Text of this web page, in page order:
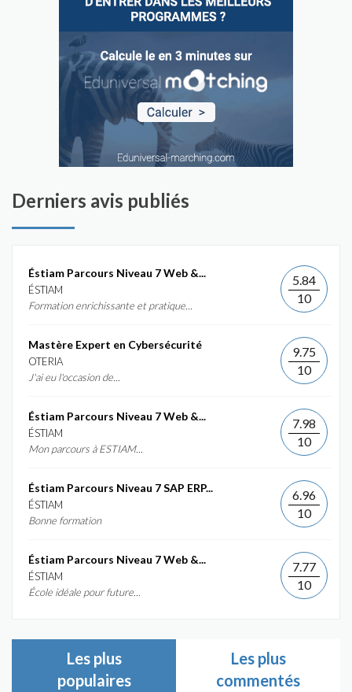
Derniers avis publiés
Éstiam Parcours Niveau 7 Web &...
ÉSTIAM
Formation enrichissante et pratique...
5.84
10
Mastère Expert en Cybersécurité
OTERIA
J'ai eu l'occasion de...
9.75
10
Éstiam Parcours Niveau 7 Web &...
ÉSTIAM
Mon parcours à ESTIAM...
7.98
10
Éstiam Parcours Niveau 7 SAP ERP...
ÉSTIAM
Bonne formation
6.96
10
Éstiam Parcours Niveau 7 Web &...
ÉSTIAM
École idéale pour future...
7.77
10
Les plus
populaires
Les plus
commentés